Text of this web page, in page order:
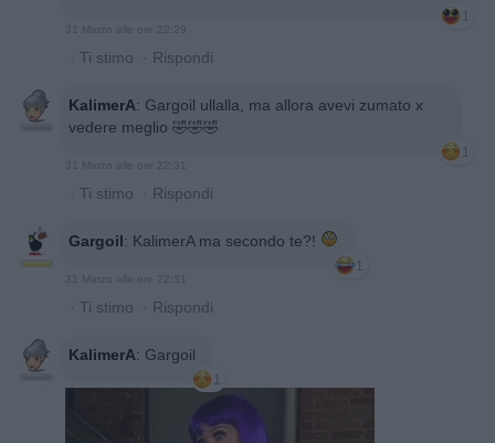
1
31 Marzo alle ore 22:29
· Ti stimo · Rispondi
KalimerA: Gargoil ullalla, ma allora avevi zumato x
vedere meglio 🤣🤣🤣
1
31 Marzo alle ore 22:31
· Ti stimo · Rispondi
Gargoil: KalimerA ma secondo te?!
1
31 Marzo alle ore 22:31
· Ti stimo · Rispondi
KalimerA: Gargoil
1